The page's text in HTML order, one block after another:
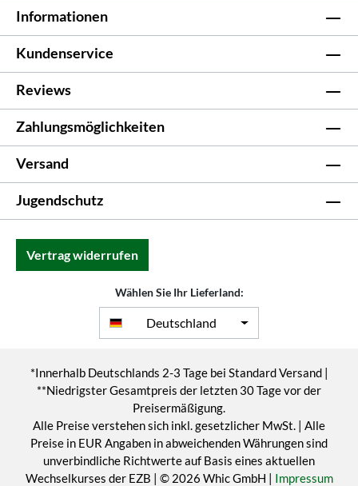
Informationen
Kundenservice
Reviews
Zahlungsmöglichkeiten
Versand
Jugendschutz
Vertrag widerrufen
Wählen Sie Ihr Lieferland:
Deutschland
*Innerhalb Deutschlands 2-3 Tage bei Standard Versand |
**Niedrigster Gesamtpreis der letzten 30 Tage vor der
Preisermäßigung.
Alle Preise verstehen sich inkl. gesetzlicher MwSt. | Alle
Preise in EUR Angaben in abweichenden Währungen sind
unverbindliche Richtwerte auf Basis eines aktuellen
Wechselkurses der EZB | © 2026 Whic GmbH | Impressum